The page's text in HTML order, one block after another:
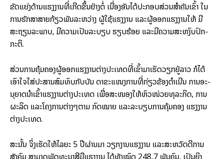
ຂັດ​ແຍ່ງ​ດ້ານ​ແຮງ​ງານ​ທີ່​ເກີດ​ຂຶ້ນ​ຢ່າງ​ຕໍ່ ເນື່ອງ​ອັນ​ໄດ້​ປະ­ກອບ­ສ່ວນ​ສຳ­ຄັນ​ເຂົ້າ ໃນ​
ການ​ຮັກ­ສາ​ສາຍ​ກ້ຽວ​ພັນ​ລະ­ຫວ່າງ ຜູ້​ໃຊ້​ແຮງ​ງານ ແລະ​ຜູ້​ອອກ­ແຮງ​ງານ​ໃຫ້ ມີ​
ສະ­ຖຽນ​ລະ​ພາບ, ມີ​ຄວາມ​ເປັນ​ລະ­ບຽບ ຮຽບ​ຮ້ອຍ ແລະ​ມີ​ຄວາມ​ສະ­ຫງົບ​ປົກ­
ກະ­ຕິ.
ສ່ວນ​ການ​ຄຸ້ມ​ຄອງ​ຜູ້​ອອກ­ແຮງ​ງານ​ຕ່າງ­ປະ­ເທດ​ທີ່​ເຂົ້າ​ມາ​ເຮັດ​ວຽກ​ຢູ່​ລາວ ກໍ​ໄດ້​
ເອົາ­ໃຈ­ໃສ່​ປະ­ສານ​ສົມ­ທົບ​ກັບ​ບັນ ດາ​ຂະ­ແໜງ­ການ​ທີ່​ກ່ຽວ­ຂ້ອງ​ດຳ­ເນີນ ການ​ອະ­
ນຸ­ຍາດ​ນຳ​ເຂົ້າ​ແຮງ​ງານ​ຕ່າງ­ປະ­ເທດ ເພື່ອ​ສະ­ໜອງ​ໃຫ້​ຫົວ­ໜ່ວຍ​ທຸ­ລະ​ກິດ, ການ​
ຜະ­ລິດ ແລະ​ໂຄງ­ການ​ຕ່າງໆ​ຕາມ ກົດ­ໝາຍ ແລະ​ລະ­ບຽບ​ການ​ຄຸ້ມ​ຄອງ ແຮງ​ງານ​
ຕ່າງ­ປະ­ເທດ.
ສະ­ນັ້ນ ຈິ່ງ​ເຮັດ​ໃຫ້​ໄລ­ຍະ 5 ປີ­ຜ່ານ­ມາ ວຽກ​ງານ​ແຮງ​ງານ ແລະ​ສະ­ຫວັດ­ດີ​ການ
ສັງ­ຄົມ ສາ­ມາດ​ພັດ­ທະ­ນາ​ສີ­ມື​ແຮງ​ງານ ໄດ້​ທັງ​ໝົດ 248,7 ພັນ​ຄົນ, ເປັນ​ຍິງ